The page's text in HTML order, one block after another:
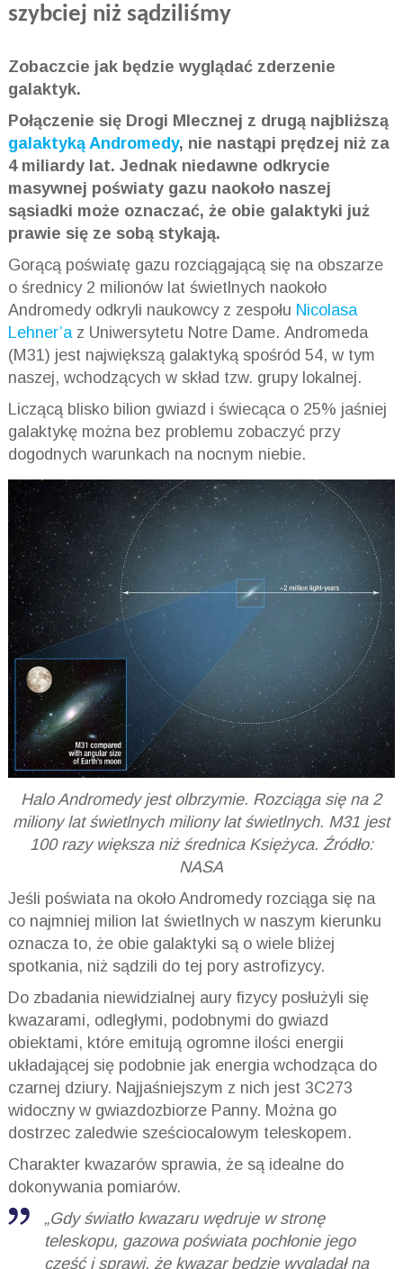
szybciej niż sądziliśmy
Zobaczcie jak będzie wyglądać zderzenie
galaktyk.
Połączenie się Drogi Mlecznej z drugą najbliższą
galaktyką Andromedy, nie nastąpi prędzej niż za
4 miliardy lat. Jednak niedawne odkrycie
masywnej poświaty gazu naokoło naszej
sąsiadki może oznaczać, że obie galaktyki już
prawie się ze sobą stykają.
Gorącą poświatę gazu rozciągającą się na obszarze
o średnicy 2 milionów lat świetlnych naokoło
Andromedy odkryli naukowcy z zespołu Nicolasa
Lehner’az Uniwersytetu Notre Dame. Andromeda
(M31) jest największą galaktyką spośród 54, w tym
naszej, wchodzących w skład tzw. grupy lokalnej.
Liczącą blisko bilion gwiazd i świecąca o 25% jaśniej
galaktykę można bez problemu zobaczyć przy
dogodnych warunkach na nocnym niebie.
Halo Andromedy jest olbrzymie. Rozciąga się na 2
miliony lat świetlnych miliony lat świetlnych. M31 jest
100 razy większa niż średnica Księżyca. Źródło:
NASA
Jeśli poświata na około Andromedy rozciąga się na
co najmniej milion lat świetlnych w naszym kierunku
oznacza to, że obie galaktyki są o wiele bliżej
spotkania, niż sądzili do tej pory astrofizycy.
Do zbadania niewidzialnej aury fizycy posłużyli się
kwazarami, odległymi, podobnymi do gwiazd
obiektami, które emitują ogromne ilości energii
układającej się podobnie jak energia wchodząca do
czarnej dziury. Najjaśniejszym z nich jest 3C273
widoczny w gwiazdozbiorze Panny. Można go
dostrzec zaledwie sześciocalowym teleskopem.
Charakter kwazarów sprawia, że są idealne do
dokonywania pomiarów.
„Gdy światło kwazaru wędruje w stronę
teleskopu, gazowa poświata pochłonie jego
część i sprawi, że kwazar będzie wyglądał na